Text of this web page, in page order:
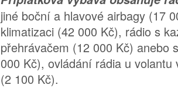
jiné boční a hlavové airbagy (17
klimatizaci (42 000 Kč), rádio s
přehrávačem (12 000 Kč) anebo
000 Kč), ovládání rádia u
(2 100 Kč).